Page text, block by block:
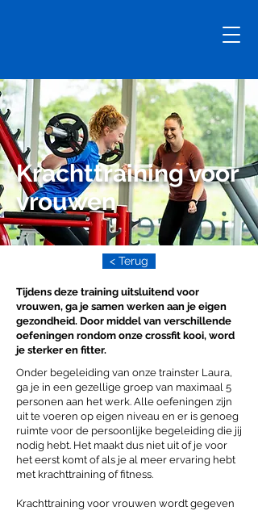
Krachttraining voor
vrouwen
< Terug
Tijdens deze training uitsluitend voor
vrouwen, ga je samen werken aan je eigen
gezondheid. Door middel van verschillende
oefeningen rondom onze crossfit kooi, word
je sterker en fitter.
Onder begeleiding van onze trainster Laura,
ga je in een gezellige groep van maximaal 5
personen aan het werk. Alle oefeningen zijn
uit te voeren op eigen niveau en er is genoeg
ruimte voor de persoonlijke begeleiding die jij
nodig hebt. Het maakt dus niet uit of je voor
het eerst komt of als je al meer ervaring hebt
met krachttraining of fitness.
Krachttraining voor vrouwen wordt gegeven